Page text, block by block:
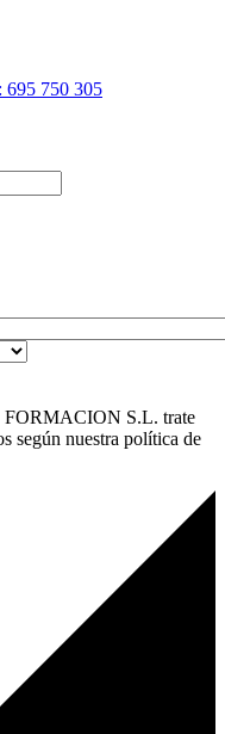
695 750 305
FORMACION S.L. trate
según nuestra política de